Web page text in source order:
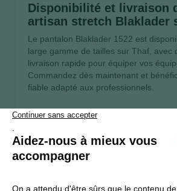
Disponibilité et livraison
artisan stretch Blaklader
Le pantalon Blaklader 1522 est
large gamme de tailles sur Thaf, avec
livraison rapide pour équiper vos
Commandez dès maintenant et
fiable adapté aux professionnels.